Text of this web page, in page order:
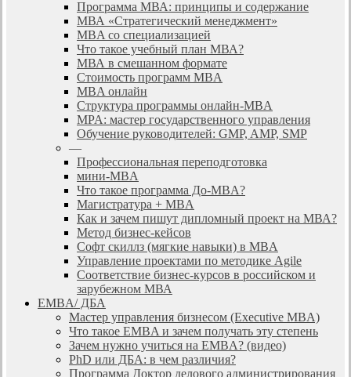
Программа МВА: принципы и содержание
МВА «Cтратегический менеджмент»
MBA со специализацией
Что такое учебный план МВА?
МВА в смешанном формате
Стоимость программ MBA
MBA онлайн
Cтруктура программы онлайн-MBA
MPA: мастер государственного управления
Обучение руководителей: GMP, AMP, SMP
—
Профессиональная переподготовка
мини-MBA
Что такое программа До-MBA?
Магистратура + MBA
Как и зачем пишут дипломный проект на МВА?
Метод бизнес-кейсов
Софт скиллз (мягкие навыки) в MBA
Управление проектами по методике Agile
Соответствие бизнес-курсов в российском и
зарубежном МВА
EMBA/ ДБA
Мастер управления бизнесом (Executive MBA)
Что такое EMBA и зачем получать эту степень
Зачем нужно учиться на EMBA? (видео)
PhD или ДБА: в чем различия?
Программа Доктор делового администрирования